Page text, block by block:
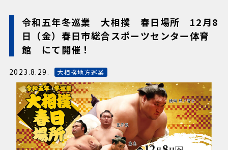
令和五年冬巡業 大相撲 春日場所 12月8
日（金）春日市総合スポーツセンター体育
館 にて開催！
2023.8.29. 大相撲地方巡業